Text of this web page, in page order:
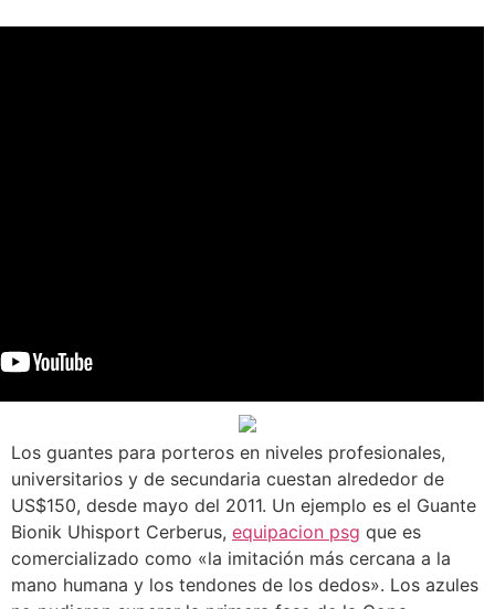
Los guantes para porteros en niveles profesionales,
universitarios y de secundaria cuestan alrededor de
US$150, desde mayo del 2011. Un ejemplo es el Guante
Bionik Uhisport Cerberus, equipacion psg que es
comercializado como «la imitación más cercana a la
mano humana y los tendones de los dedos». Los azules